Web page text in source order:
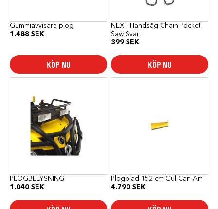
Gummiavvisare plog
1.488 SEK
KÖP NU
NEXT Handsåg Chain Pocket
Saw Svart
399 SEK
KÖP NU
PLOGBELYSNING
1.040 SEK
Plogblad 152 cm Gul Can-Am
4.790 SEK